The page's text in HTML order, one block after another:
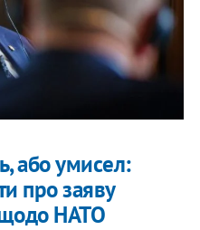
або умисел:
про заяву
НАТО